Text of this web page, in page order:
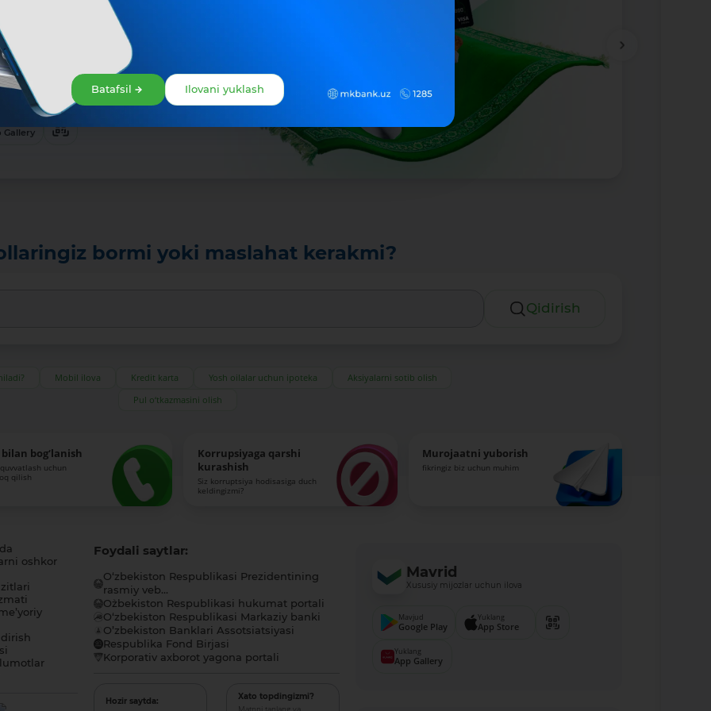
—
o‘rnating:
Gallery
bormi yoki maslahat kerakmi?
Qidirish
Mobil ilova Kredit karta Yosh oilalar uchun ipoteka
Aksiyalarni sotib olish
Pul o‘tkazmasini olish
bog‘lanish
quvvatlash uchun
qilish
Korrupsiyaga qarshi
kurashish
Siz korruptsiya hodisasiga duch
keldingizmi?
Murojaatni yuborish
fikringiz biz uchun muhim
oshkor
Foydali saytlar:
O‘zbekiston Respublikasi Prezidentining
rasmiy veb...
O`zbekiston Respublikasi hukumat portali
O‘zbekiston Respublikasi Markaziy banki
O’zbekiston Banklari Assotsiatsiyasi
Respublika Fond Birjasi
Korporativ axborot yagona portali
Hozir saytda:
Xato topdingizmi?
Matnni tanlang va
Mavrid
Xususiy mijozlar uchun ilova
Mavjud
Google Play
Yuklang
App Store
Yuklang
App Gallery
Batafsil Ilovani yuklash